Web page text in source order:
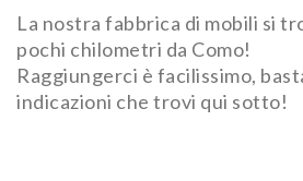
La nostra fabbrica di mobili si
pochi chilometri da Como!
Raggiungerci è facilissimo,
indicazioni che trovi qui sotto!